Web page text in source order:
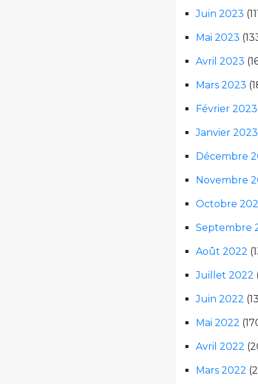
Juin 2023
Mai 2023
Avril 2023
Mars 2023
Février 2023
Janvier 2023
Décembre
Novembre
Octobre
Septembre
Août 2022
Juillet 2022
Juin 2022
Mai 2022
Avril 2022
Mars 2022